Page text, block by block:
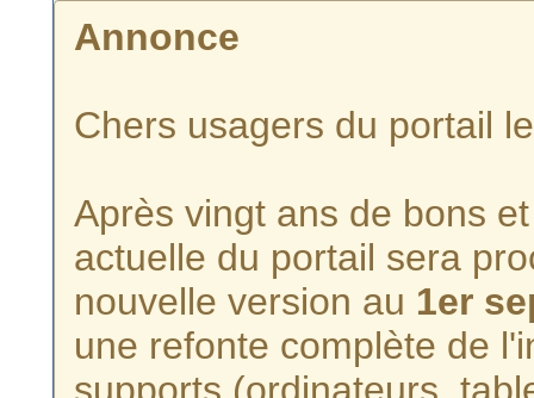
Annonce
Chers usagers du portail
Après vingt ans de bons
actuelle du portail sera
nouvelle version au 1er
une refonte complète de